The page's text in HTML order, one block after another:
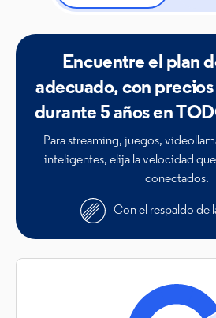
Encuentre el plan
adecuado, con
durante 5 años en
Para streaming, juegos,
inteligentes, elija la velocidad
conectados.
Con el respaldo de